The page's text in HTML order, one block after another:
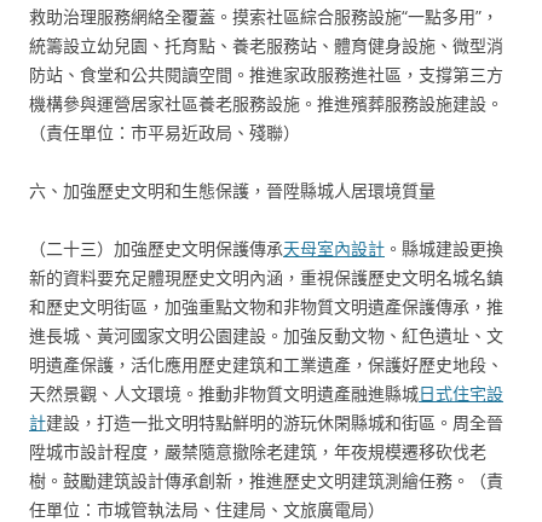
救助治理服務網絡全覆蓋。摸索社區綜合服務設施“一點多用”，
統籌設立幼兒園、托育點、養老服務站、體育健身設施、微型消
防站、食堂和公共閱讀空間。推進家政服務進社區，支撐第三方
機構參與運營居家社區養老服務設施。推進殯葬服務設施建設。
（責任單位：市平易近政局、殘聯）
六、加強歷史文明和生態保護，晉陞縣城人居環境質量
（二十三）加強歷史文明保護傳承天母室內設計 。縣城建設更換
新的資料要充足體現歷史文明內涵，重視保護歷史文明名城名鎮
和歷史文明街區，加強重點文物和非物質文明遺產保護傳承，推
進長城、黃河國家文明公園建設。加強反動文物、紅色遺址、文
明遺產保護，活化應用歷史建筑和工業遺產，保護好歷史地段、
天然景觀、人文環境。推動非物質文明遺產融進縣城日式住宅設
計建設，打造一批文明特點鮮明的游玩休閑縣城和街區。周全晉
陞城市設計程度，嚴禁隨意撤除老建筑，年夜規模遷移砍伐老
樹。鼓勵建筑設計傳承創新，推進歷史文明建筑測繪任務。（責
任單位：市城管執法局、住建局、文旅廣電局）